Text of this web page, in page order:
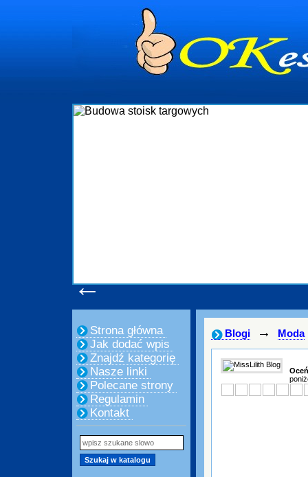
←
Strona główna
Jak dodać wpis
Znajdź kategorię
Nasze linki
Polecane strony
Regulamin
Kontakt
Blogi → Moda